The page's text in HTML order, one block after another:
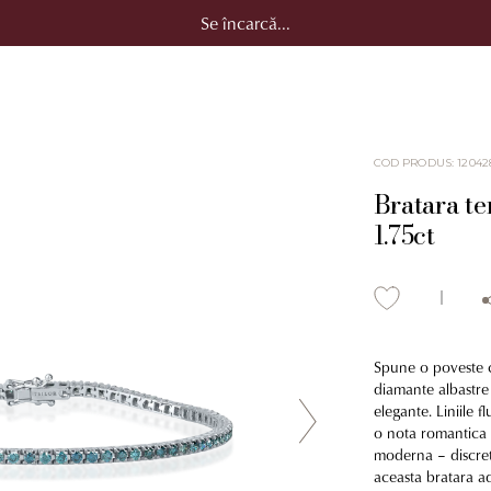
Se încarcă...
COD PRODUS:
Bratara
1.75ct
Spune o
diamante
elegante. Liniile
o nota romantica
moderna –
aceasta bratara